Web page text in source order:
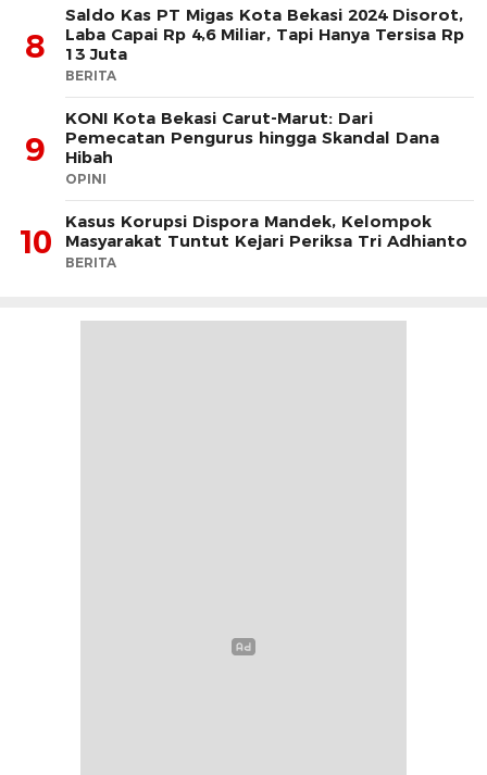
8
Saldo Kas PT Migas Kota Bekasi 2024 Disorot,
Laba Capai Rp 4,6 Miliar, Tapi Hanya Tersisa Rp
13 Juta
BERITA
9
KONI Kota Bekasi Carut-Marut: Dari
Pemecatan Pengurus hingga Skandal Dana
Hibah
OPINI
10
Kasus Korupsi Dispora Mandek, Kelompok
Masyarakat Tuntut Kejari Periksa Tri Adhianto
BERITA